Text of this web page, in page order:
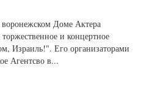
Доме Актера
торжественное и концертное
Израиль!". Его организаторами
Агентсво в...